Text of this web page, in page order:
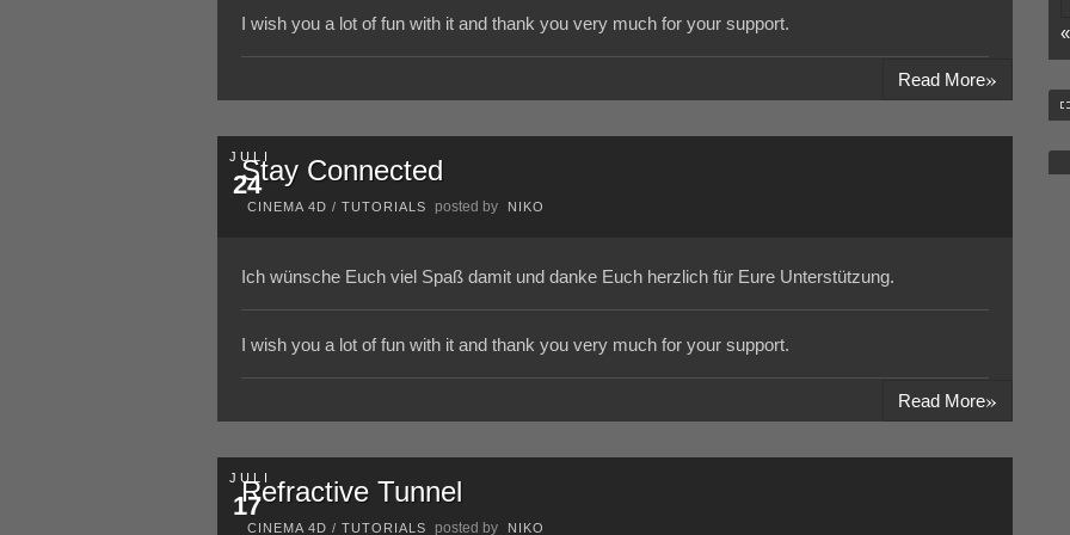
I wish you a lot of fun with it and thank you very much for your support.
Read More»
JULI
24
Stay Connected
CINEMA 4D / TUTORIALS posted by NIKO
Ich wünsche Euch viel Spaß damit und danke Euch herzlich für Eure Unterstützung.
I wish you a lot of fun with it and thank you very much for your support.
Read More»
JULI
17
Refractive Tunnel
CINEMA 4D / TUTORIALS posted by NIKO